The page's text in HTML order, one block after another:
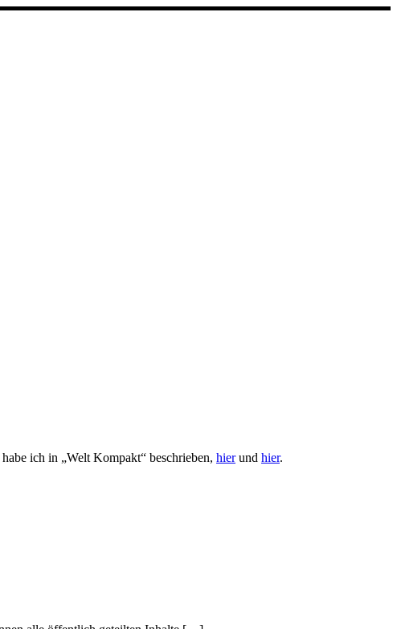
ich in „Welt Kompakt“ beschrieben, hierund hier.